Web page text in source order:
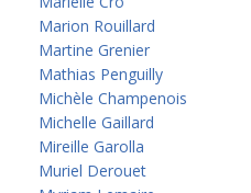
Marion Rouillard
Martine Grenier
Mathias Penguilly
Michèle Champenois
Michelle Gaillard
Mireille Garolla
Muriel Derouet